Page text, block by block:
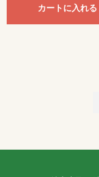
カートに入れる